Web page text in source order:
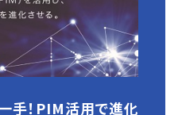
手！PIM活用で進化